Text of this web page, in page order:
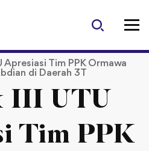
Apresiasi Tim PPK Ormawa
di Daerah 3T
III UTU
Tim PPK